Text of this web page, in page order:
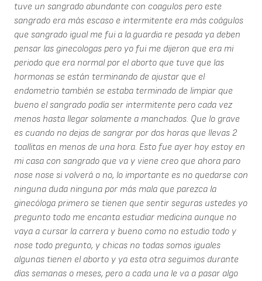
tuve un sangrado abundante con coagulos pero este
sangrado era más escaso e intermitente era más coágulos
que sangrado igual me fui a la.guardia re pesada ya deben
pensar las ginecologas pero yo fui me dijeron que era mi
periodo que era normal por el aborto que tuve que las
hormonas se están terminando de ajustar que el
endometrio también se estaba terminado de limpiar que
bueno el sangrado podía ser intermitente pero cada vez
menos hasta llegar solamente a manchados. Que lo grave
es cuando no dejas de sangrar por dos horas que llevas 2
toallitas en menos de una hora. Esto fue ayer hoy estoy en
mi casa con sangrado que va y viene creo que ahora paro
nose nose si volverá o no, lo importante es no quedarse con
ninguna duda ninguna por más mala que parezca la
ginecóloga primero se tienen que sentir seguras ustedes yo
pregunto todo me encanta estudiar medicina aunque no
vaya a cursar la carrera y bueno como no estudio todo y
nose todo pregunto, y chicas no todas somos iguales
algunas tienen el aborto y ya esta otra seguimos durante
días semanas o meses, pero a cada una le va a pasar algo